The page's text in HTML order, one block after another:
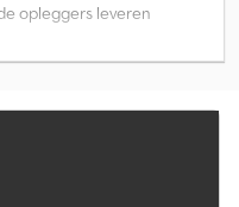
opleggers leveren
Indien u interesse
Nd Rox Agpor